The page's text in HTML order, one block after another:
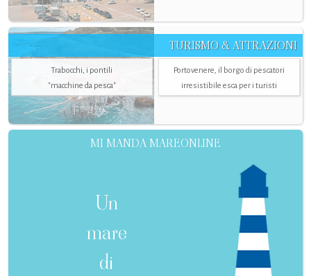
TURISMO & ATTRAZIONI
Trabocchi, i pontili
"macchine da pesca"
Portovenere, il borgo di pescatori
irresistibile esca per i turisti
MI MANDA MAREONLINE
Un
mare
di